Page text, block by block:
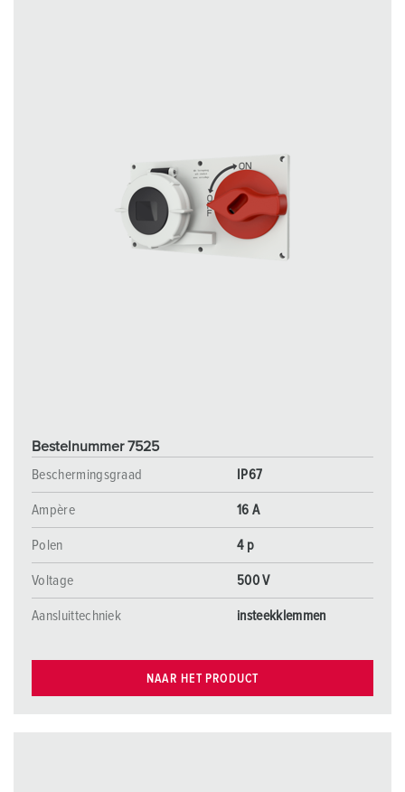
Bestelnummer 7525
Beschermingsgraad
IP67
Ampère 16 A
Polen 4 p
Voltage 500 V
Aansluittechniek insteekklemmen
NAAR HET PRODUCT